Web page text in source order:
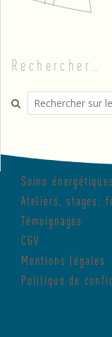
Rechercher…
Search
Soins énergétiques
Ateliers, stages,
Témoignages
CGV
Mentions légales
Politique de